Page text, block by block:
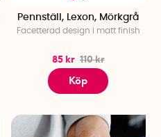
Pennställ, Lexon, Mörkgrå
Facetterad design i matt finish
85 kr 110 kr
Köp